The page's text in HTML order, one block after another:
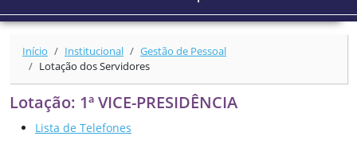
Início Institucional
Gestão de Pessoal
Lotação dos Servidores
Lotação: 1ª VICE-PRESIDÊNCIA
Lista de Telefones